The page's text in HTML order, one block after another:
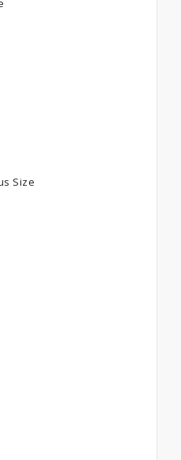
a comodidade do
se deslocar para
pode comprar
Moda na Web. Lá é
e cores, e
sair de casa. Além
de qualidade, a
e os produtos
para o Verão
Size